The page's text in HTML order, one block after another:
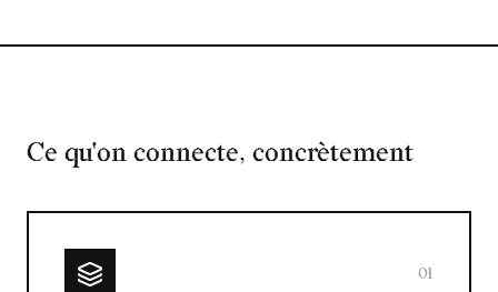
Ce qu'on connecte, concrètement
01